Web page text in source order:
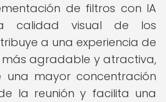
de filtros con IA
calidad visual de los
a una experiencia de
agradable y atractiva,
una mayor concentración
la reunión y facilita una